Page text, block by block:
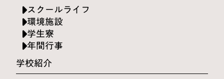
スクールライフ
環境施設
学生寮
年間行事
学校紹介